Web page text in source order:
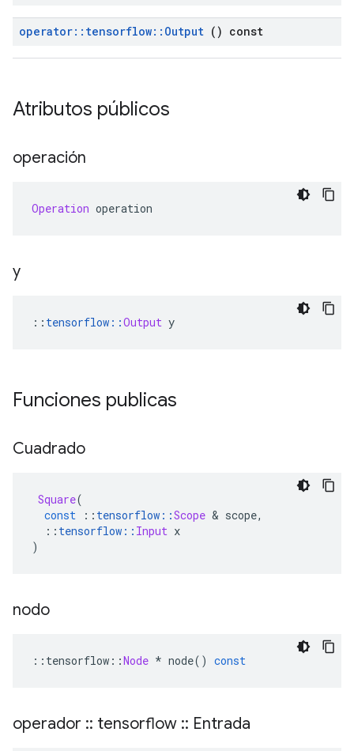
operator:: tensorflow:: Output () const
Atributos públicos
operación
Operation operation
y
:: tensorflow ::Output y
Funciones publicas
Cuadrado
Square(
const
:: tensorflow ::Scope & scope,
:: tensorflow :: Input x
)
nodo
:: tensorflow ::Node * node() const
operador :: tensorflow :: Entrada